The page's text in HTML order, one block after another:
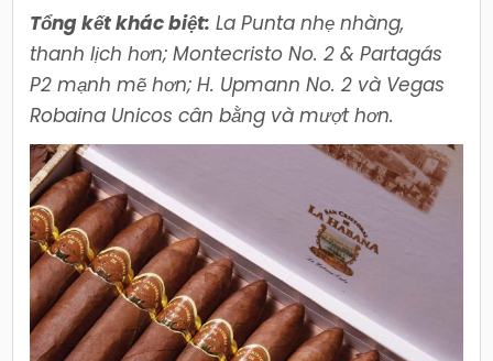
Tổng kết khác biệt: La Punta nhẹ nhàng,
thanh lịch hơn; Montecristo No. 2 & Partagás
P2 mạnh mẽ hơn; H. Upmann No. 2 và Vegas
Robaina Unicos cân bằng và mượt hơn.